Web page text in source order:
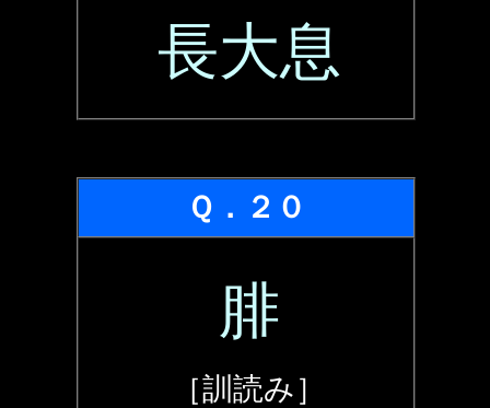
長大息
Ｑ．２０
腓
［訓読み］